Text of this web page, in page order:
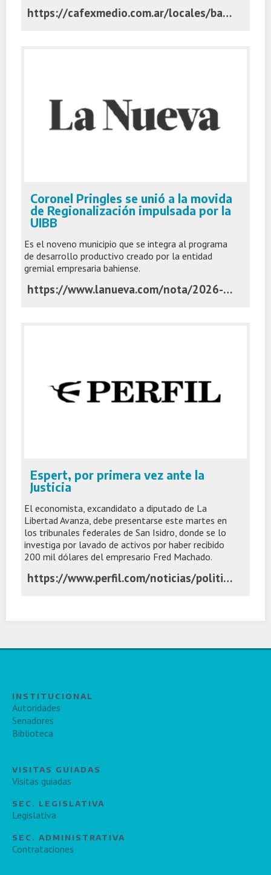
https://cafexmedio.com.ar/locales/bahia-abriga-crecio-un-30-la-demanda-de-ayuda-por-el-frio-y-mas-de-la-mitad-de-los-inscriptos-afirma-haber-pasado-hambre/
Coronel Pringles se unió a la movida
de Regionalización impulsada por la
UIBB
Es el noveno municipio que se integra al programa
de desarrollo productivo creado por la entidad
gremial empresaria bahiense.
https://www.lanueva.com/nota/2026-7-7-5-0-10-coronel-pringles-se-unio-a-la-movida-de-regionalizacion-impulsada-por-la-uibb
Espert, por primera vez ante la
Justicia
El economista, excandidato a diputado de La
Libertad Avanza, debe presentarse este martes en
los tribunales federales de San Isidro, donde se lo
investiga por lavado de activos por haber recibido
200 mil dólares del empresario Fred Machado.
https://www.perfil.com/noticias/politica/espert-por-primera-vez-ante-la-justicia.phtml
INSTITUCIONAL
Autoridades
Senadores
Biblioteca
VISITAS GUIADAS
Visitas guiadas
SEC. LEGISLATIVA
Legislativa
SEC. ADMINISTRATIVA
Contrataciones